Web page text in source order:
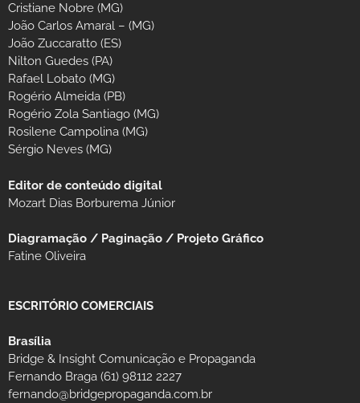
Cristiane Nobre (MG)
João Carlos Amaral – (MG)
João Zuccaratto (ES)
Nilton Guedes (PA)
Rafael Lobato (MG)
Rogério Almeida (PB)
Rogério Zola Santiago (MG)
Rosilene Campolina (MG)
Sérgio Neves (MG)
Editor de conteúdo digital
Mozart Dias Borburema Júnior
Diagramação / Paginação / Projeto Gráfico
Fatine Oliveira
ESCRITÓRIO COMERCIAIS
Brasília
Bridge & Insight Comunicação e Propaganda
Fernando Braga (61) 98112 2227
fernando@bridgepropaganda.com.br